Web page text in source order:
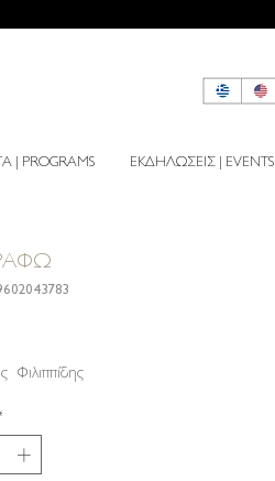
PROGRAMS ΕΚΔΗΛΩΣΕΙΣ | EVENTS
Φιλιππίδης